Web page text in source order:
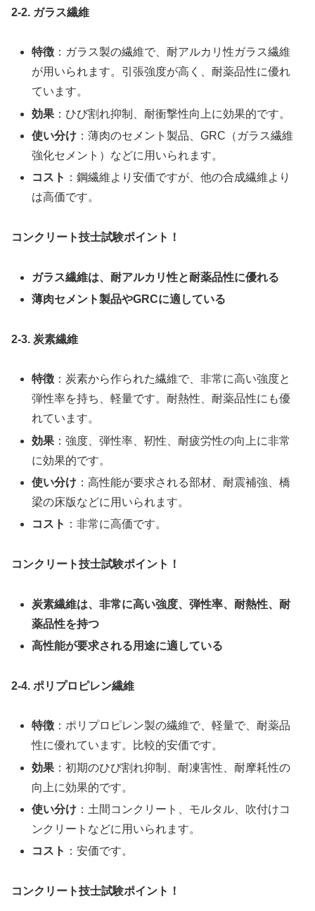
2-2. ガラス繊維
特徴 ：ガラス製の繊維で、耐アルカリ性ガラス繊維
が用いられます。引張強度が高く、耐薬品性に優れ
ています。
効果 ：ひび割れ抑制、耐衝撃性向上に効果的です。
使い分け ：薄肉のセメント製品、GRC（ガラス繊維
強化セメント）などに用いられます。
コスト ：鋼繊維より安価ですが、他の合成繊維より
は高価です。
コンクリート技士試験ポイント！
ガラス繊維は、耐アルカリ性と耐薬品性に優れる
薄肉セメント製品やGRCに適している
2-3. 炭素繊維
特徴 ：炭素から作られた繊維で、非常に高い強度と
弾性率を持ち、軽量です。耐熱性、耐薬品性にも優
れています。
効果 ：強度、弾性率、靭性、耐疲労性の向上に非常
に効果的です。
使い分け ：高性能が要求される部材、耐震補強、橋
梁の床版などに用いられます。
コスト ：非常に高価です。
コンクリート技士試験ポイント！
炭素繊維は、非常に高い強度、弾性率、耐熱性、耐
薬品性を持つ
高性能が要求される用途に適している
2-4. ポリプロピレン繊維
特徴 ：ポリプロピレン製の繊維で、軽量で、耐薬品
性に優れています。比較的安価です。
効果 ：初期のひび割れ抑制、耐凍害性、耐摩耗性の
向上に効果的です。
使い分け ：土間コンクリート、モルタル、吹付けコ
ンクリートなどに用いられます。
コスト ：安価です。
コンクリート技士試験ポイント！